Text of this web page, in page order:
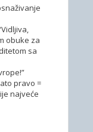
obuke za
sa
pravo =
najveće